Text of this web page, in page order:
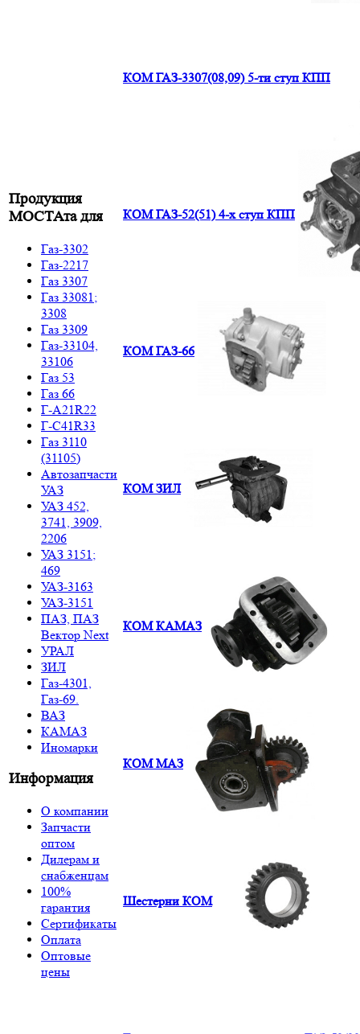
Продукция
МОСТАта для
Газ-3302
Газ-2217
Газ 3307
Газ 33081;
3308
Газ 3309
Газ-33104,
33106
Газ 53
Газ 66
Г-A21R22
Г-C41R33
Газ 3110
(31105)
Автозапчасти
УАЗ
УАЗ 452,
3741, 3909,
2206
УАЗ 3151;
469
УАЗ-3163
УАЗ-3151
ПАЗ, ПАЗ
Вектор Next
УРАЛ
ЗИЛ
Газ-4301,
Газ-69.
ВАЗ
КАМАЗ
Иномарки
Информация
О компании
Запчасти
оптом
Дилерам и
снабженцам
100%
гарантия
Сертификаты
Оплата
Оптовые
цены
КОМ ГАЗ-3307(08,09) 5-ти ступ КПП
КОМ ГАЗ-52(51) 4-х ступ КПП
КОМ ГАЗ-66
КОМ ЗИЛ
КОМ КАМАЗ
КОМ МАЗ
Шестерни КОМ